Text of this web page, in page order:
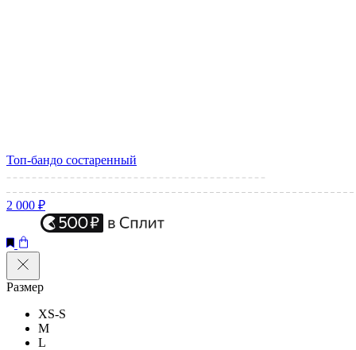
Топ-бандо состаренный
2 000 ₽
Размер
XS-S
M
L